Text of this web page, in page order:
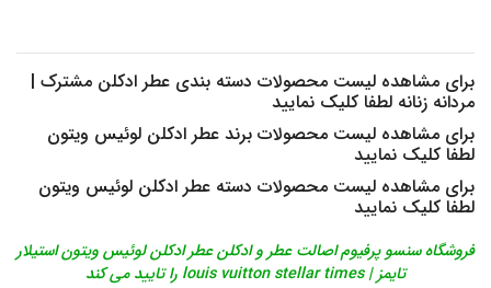
برای مشاهده لیست محصولات دسته بندی عطر ادکلن مشترک |
مردانه زنانه لطفا کلیک نمایید
برای مشاهده لیست محصولات برند عطر ادکلن لوئیس ویتون
لطفا کلیک نمایید
برای مشاهده لیست محصولات دسته عطر ادکلن لوئیس ویتون
لطفا کلیک نمایید
فروشگاه سنسو پرفیوم اصالت عطر و ادکلن عطر ادکلن لوئیس ویتون استیلار
تایمز | louis vuitton stellar times را تایید می کند